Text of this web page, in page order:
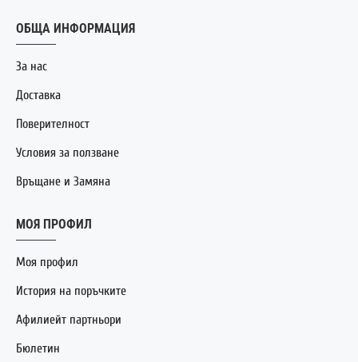
ОБЩА ИНФОРМАЦИЯ
За нас
Доставка
Поверителност
Условия за ползване
Връщане и Замяна
МОЯ ПРОФИЛ
Моя профил
История на поръчките
Афилиейт партньори
Бюлетин